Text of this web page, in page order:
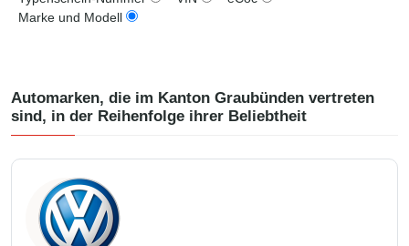
Marke und Modell
Automarken, die im Kanton Graubünden vertreten
sind, in der Reihenfolge ihrer Beliebtheit